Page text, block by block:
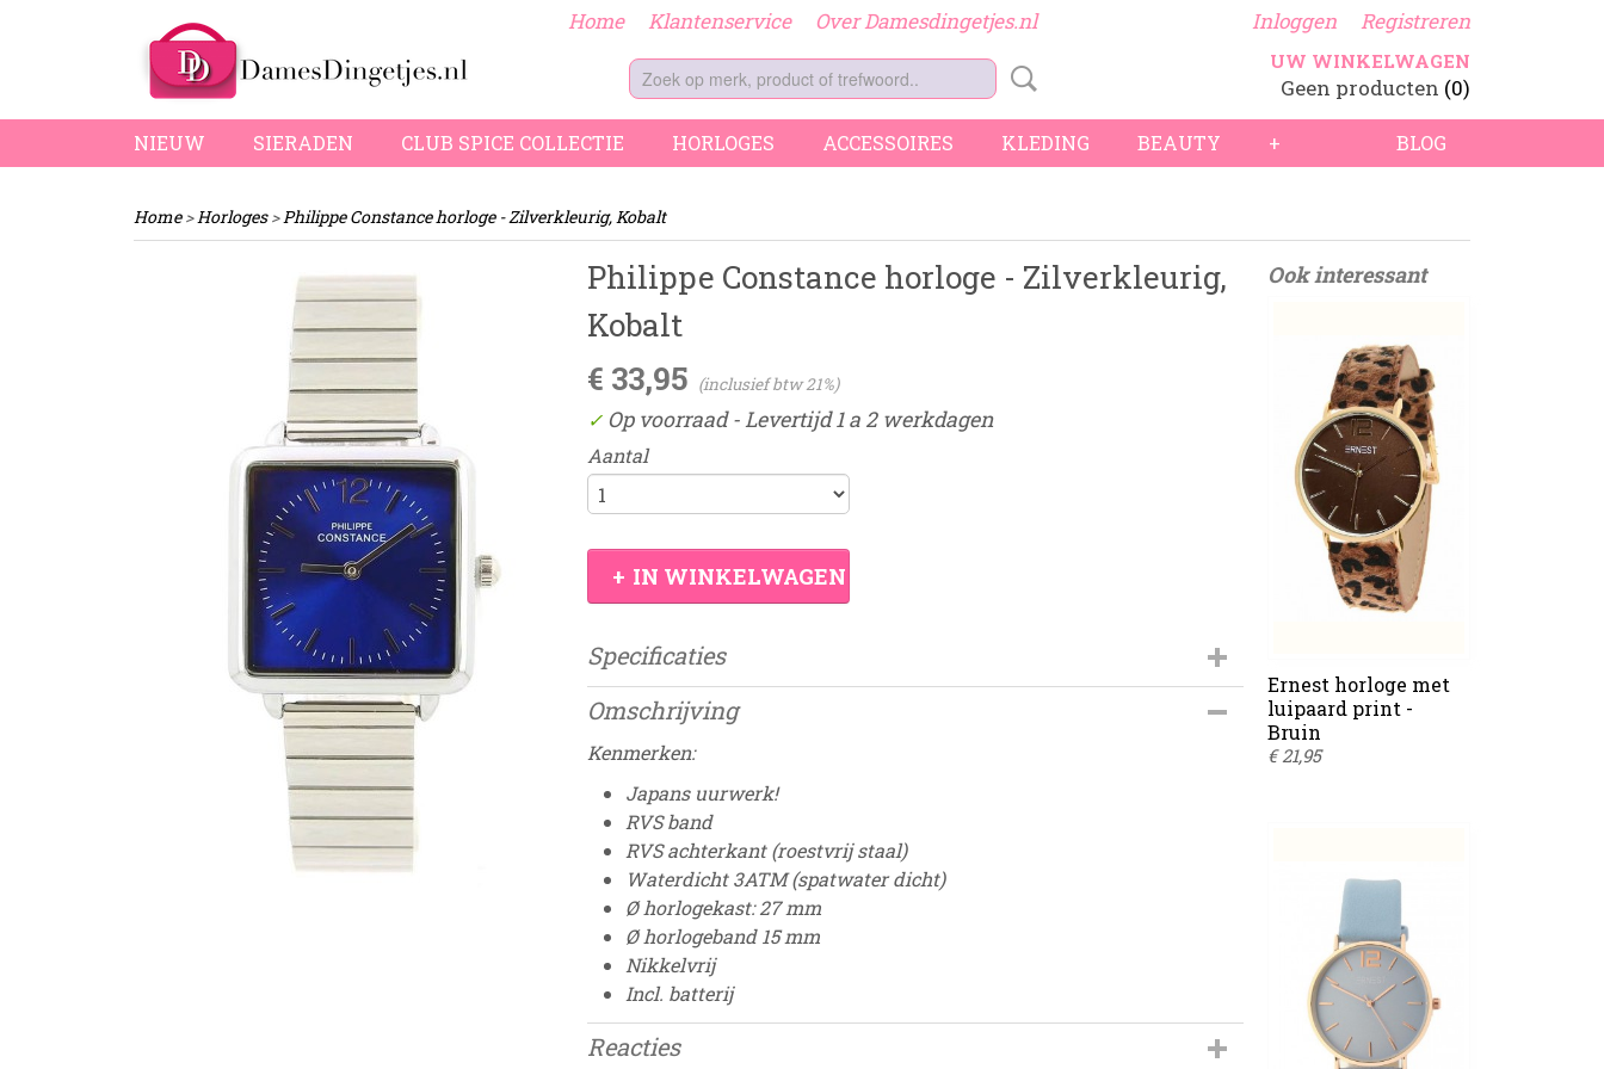
Home Klantenservice Over Damesdingetjes.nl Inloggen Registreren
UW WINKELWAGEN
Geen producten (0)
BLOG
NIEUW SIERADEN CLUB SPICE COLLECTIE HORLOGES ACCESSOIRES KLEDING BEAUTY +
Home>Horloges>Philippe Constance horloge - Zilverkleurig, Kobalt
Philippe Constance horloge - Zilverkleurig,
Kobalt
€ 33,95 (inclusief btw 21%)
✓ Op voorraad- Levertijd 1 a 2 werkdagen
Aantal
IN WINKELWAGEN
Specificaties
Productcode
Omschrijving
Kenmerken:
Japans uurwerk!
RVS band
RVS achterkant (roestvrij staal)
Waterdicht 3ATM (spatwater dicht)
Ø horlogekast: 27 mm
Ø horlogeband 15 mm
Nikkelvrij
Incl. batterij
Reacties
Ook interessant
Ernest horloge met
luipaard print -
Bruin
€ 21,95